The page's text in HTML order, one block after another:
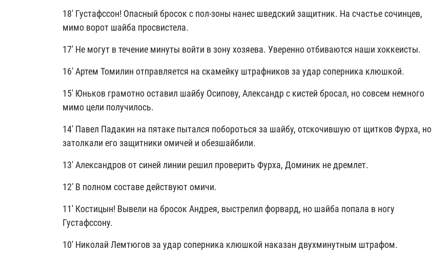
18' Густафссон! Опасный бросок с пол-зоны нанес шведский защитник. На счастье сочинцев,
мимо ворот шайба просвистела.
17' Не могут в течение минуты войти в зону хозяева. Уверенно отбиваются наши хоккеисты.
16' Артем Томилин отправляется на скамейку штрафников за удар соперника клюшкой.
15' Юньков грамотно оставил шайбу Осипову, Александр с кистей бросал, но совсем немного
мимо цели получилось.
14' Павел Падакин на пятаке пытался побороться за шайбу, отскочившую от щитков Фурха, но
затолкали его защитники омичей и обезшайбили.
13' Александров от синей линии решил проверить Фурха, Доминик не дремлет.
12' В полном составе действуют омичи.
11' Костицын! Вывели на бросок Андрея, выстрелил форвард, но шайба попала в ногу
Густафссону.
10' Николай Лемтюгов за удар соперника клюшкой наказан двухминутным штрафом.